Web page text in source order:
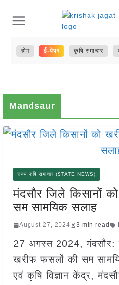
content
होम ई-पेपर कृषि समाचार
Mandsaur
राज्य कृषि समाचार (STATE NEWS)
मंदसौर जिले किसानों
सम सामयिक सलाह
August 27, 2024 3 min read
27 अगस्त 2024, मंदसौर:
खरीफ फसलों की सम
एवं कृषि विज्ञान केंद्र,